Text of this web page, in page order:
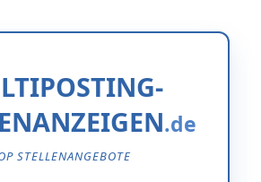
STELLENANGEBOTE